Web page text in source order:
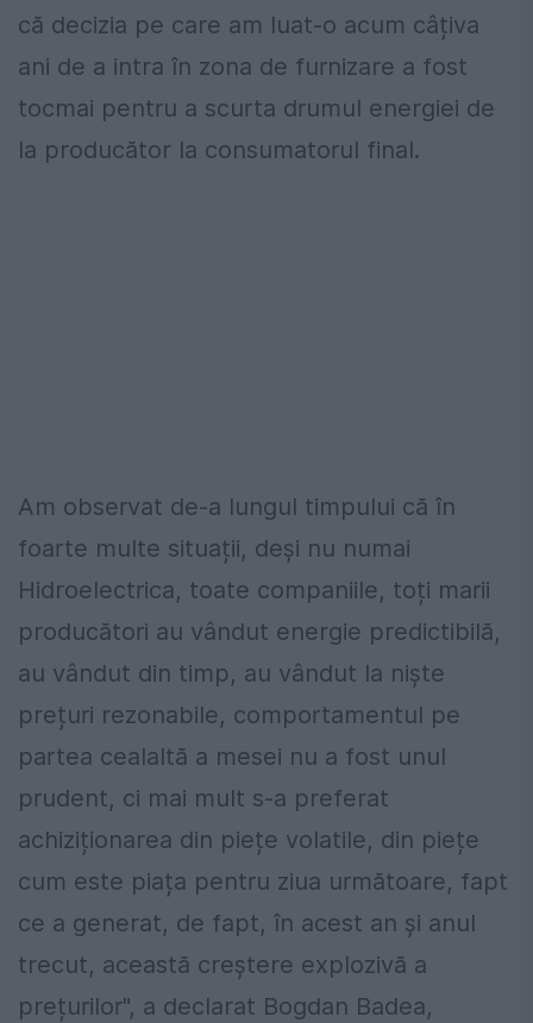
că decizia pe care am luat-o acum câțiva
ani de a intra în zona de furnizare a fost
tocmai pentru a scurta drumul energiei de
la producător la consumatorul final.
Am observat de-a lungul timpului că în
foarte multe situații, deși nu numai
Hidroelectrica, toate companiile, toți marii
producători au vândut energie predictibilă,
au vândut din timp, au vândut la niște
prețuri rezonabile, comportamentul pe
partea cealaltă a mesei nu a fost unul
prudent, ci mai mult s-a preferat
achiziționarea din piețe volatile, din piețe
cum este piața pentru ziua următoare, fapt
ce a generat, de fapt, în acest an și anul
trecut, această creștere explozivă a
prețurilor", a declarat Bogdan Badea,